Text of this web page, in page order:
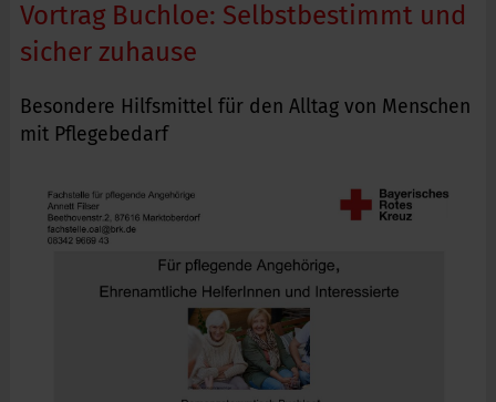
Vortrag Buchloe: Selbstbestimmt und
sicher zuhause
Besondere Hilfsmittel für den Alltag von Menschen
mit Pflegebedarf